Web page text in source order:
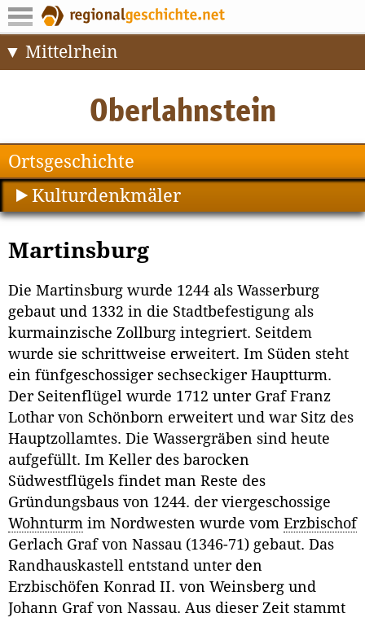
Mittelrhein
Ortsgeschichte
Kulturdenkmäler
Martinsburg
Die Martinsburg wurde 1244 als Wasserburg
gebaut und 1332 in die Stadtbefestigung als
kurmainzische Zollburg integriert. Seitdem
wurde sie schrittweise erweitert. Im Süden steht
ein fünfgeschossiger sechseckiger Hauptturm.
Der Seitenflügel wurde 1712 unter Graf Franz
Lothar von Schönborn erweitert und war Sitz des
Hauptzollamtes. Die Wassergräben sind heute
aufgefüllt. Im Keller des barocken
Südwestflügels findet man Reste des
Gründungsbaus von 1244. der viergeschossige
Wohnturm im Nordwesten wurde vom Erzbischof
Gerlach Graf von Nassau (1346-71) gebaut. Das
Randhauskastell entstand unter den
Erzbischöfen Konrad II. von Weinsberg und
Johann Graf von Nassau. Aus dieser Zeit stammt